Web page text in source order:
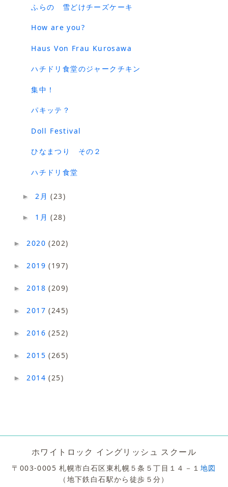
ふらの 雪どけチーズケーキ
How are you?
Haus Von Frau Kurosawa
ハチドリ食堂のジャークチキン
集中！
パキッテ？
Doll Festival
ひなまつり その２
ハチドリ食堂
►2月(23)
► 1月(28)
► 2020(202)
► 2019(197)
► 2018(209)
► 2017(245)
► 2016(252)
► 2015(265)
► 2014(25)
ホワイトロック イングリッシュ スクール
〒003-0005 札幌市白石区東札幌５条５丁目１４－１ 地図
（地下鉄白石駅から徒歩５分）